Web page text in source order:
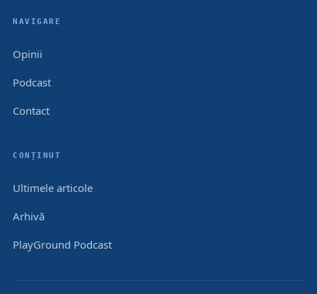
NAVIGARE
Opinii
Podcast
Contact
CONȚINUT
Ultimele articole
Arhivă
PlayGround Podcast